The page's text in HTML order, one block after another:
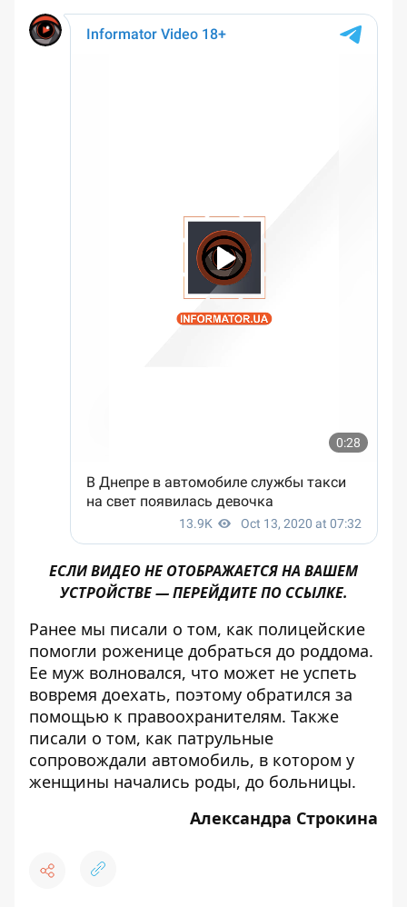
ЕСЛИ ВИДЕО НЕ ОТОБРАЖАЕТСЯ НА ВАШЕМ
УСТРОЙСТВЕ — ПЕРЕЙДИТЕПО ССЫЛКЕ.
Ранее мы писали о том, как полицейские
помогли роженице добраться до роддома.
Ее муж волновался, что может не успеть
вовремя доехать, поэтому обратился за
помощью к правоохранителям. Также
писали о том, как патрульные
сопровождали автомобиль, в котором у
женщины начались роды, до больницы.
Александра Строкина